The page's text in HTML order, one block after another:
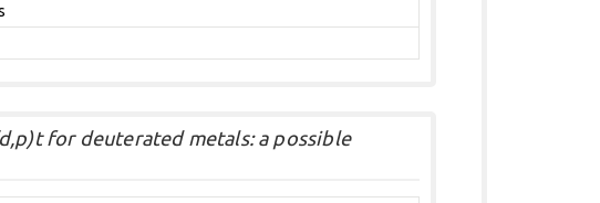
for deuterated metals: a possible